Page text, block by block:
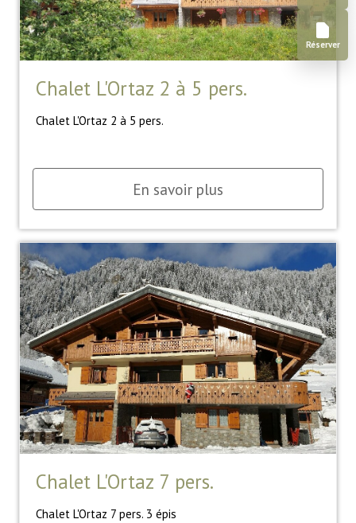
Chalet L'Ortaz 2 à 5 pers.
Chalet L'Ortaz 2 à 5 pers.
En savoir plus
Chalet L'Ortaz 7 pers.
Chalet L'Ortaz 7 pers. 3 épis
Réserver